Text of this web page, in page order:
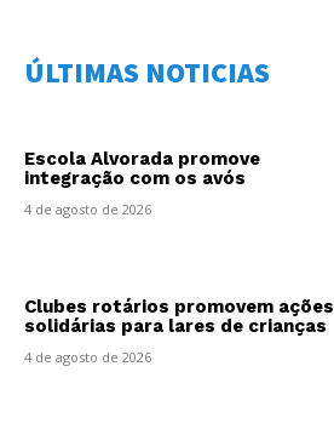
ÚLTIMAS NOTICIAS
Escola Alvorada promove
integração com os avós
4 de agosto de 2026
Clubes rotários promovem ações
solidárias para lares de crianças
4 de agosto de 2026